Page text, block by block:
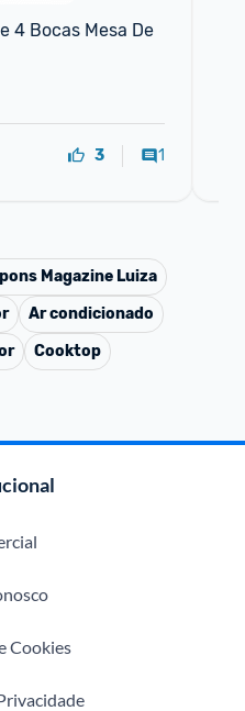
4 Bocas Mesa De
3 1
Magazine Luiza
Ar condicionado
Cooktop
Cookies